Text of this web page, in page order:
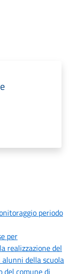
periodo
per
realizzazione del
della scuola
del comune di